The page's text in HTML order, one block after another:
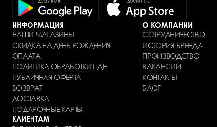
ИНФОРМАЦИЯ
НАШИ МАГАЗИНЫ
СКИДКА НА ДЕНЬ РОЖДЕНИЯ
ОПЛАТА
ПОЛИТИКА ОБРАБОТКИ ПДН
ПУБЛИЧНАЯ ОФЕРТА
ВОЗВРАТ
ДОСТАВКА
ПОДАРОЧНЫЕ КАРТЫ
О КОМПАНИИ
СОТРУДНИЧЕСТВО
ИСТОРИЯ БРЕНДА
ПРОИЗВОДСТВО
ВАКАНСИИ
КОНТАКТЫ
БЛОГ
КЛИЕНТАМ